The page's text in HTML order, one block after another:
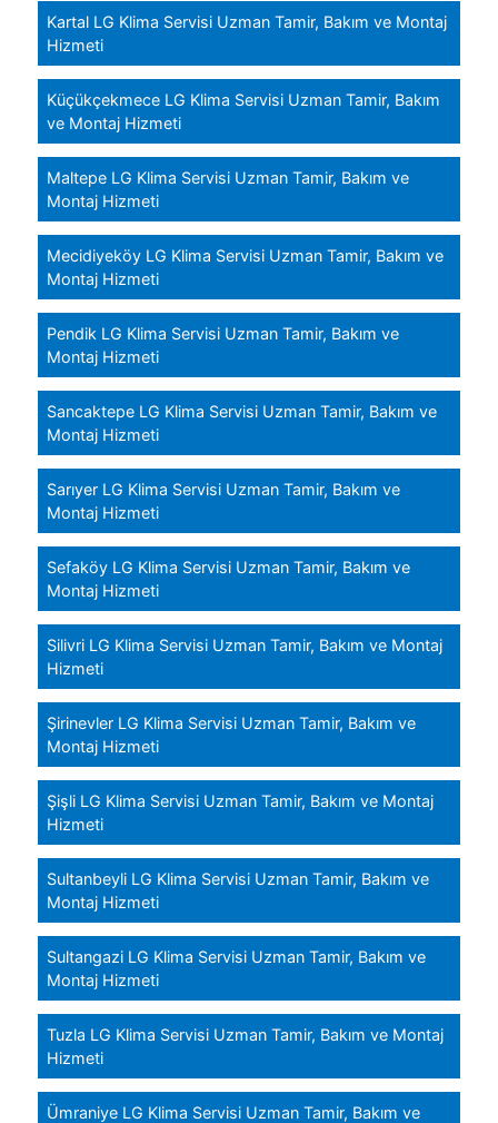
Kartal LG Klima Servisi Uzman Tamir, Bakım ve Montaj
Hizmeti
Küçükçekmece LG Klima Servisi Uzman Tamir, Bakım
ve Montaj Hizmeti
Maltepe LG Klima Servisi Uzman Tamir, Bakım ve
Montaj Hizmeti
Mecidiyeköy LG Klima Servisi Uzman Tamir, Bakım ve
Montaj Hizmeti
Pendik LG Klima Servisi Uzman Tamir, Bakım ve
Montaj Hizmeti
Sancaktepe LG Klima Servisi Uzman Tamir, Bakım ve
Montaj Hizmeti
Sarıyer LG Klima Servisi Uzman Tamir, Bakım ve
Montaj Hizmeti
Sefaköy LG Klima Servisi Uzman Tamir, Bakım ve
Montaj Hizmeti
Silivri LG Klima Servisi Uzman Tamir, Bakım ve Montaj
Hizmeti
Şirinevler LG Klima Servisi Uzman Tamir, Bakım ve
Montaj Hizmeti
Şişli LG Klima Servisi Uzman Tamir, Bakım ve Montaj
Hizmeti
Sultanbeyli LG Klima Servisi Uzman Tamir, Bakım ve
Montaj Hizmeti
Sultangazi LG Klima Servisi Uzman Tamir, Bakım ve
Montaj Hizmeti
Tuzla LG Klima Servisi Uzman Tamir, Bakım ve Montaj
Hizmeti
Ümraniye LG Klima Servisi Uzman Tamir, Bakım ve